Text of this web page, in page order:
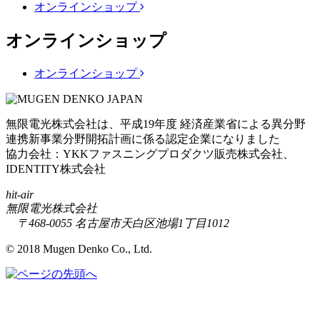
オンラインショップ
オンラインショップ
オンラインショップ
無限電光株式会社は、平成19年度 経済産業省による異分野
連携新事業分野開拓計画に係る認定企業になりました
協力会社：YKKファスニングプロダクツ販売株式会社、
IDENTITY株式会社
hit-air
無限電光株式会社
〒468-0055 名古屋市天白区池場1丁目1012
© 2018 Mugen Denko Co., Ltd.